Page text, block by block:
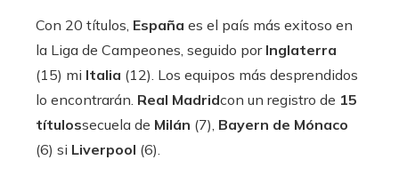
Con 20 títulos, España es el país más exitoso en
la Liga de Campeones, seguido por Inglaterra
(15) mi Italia (12). Los equipos más desprendidos
lo encontrarán. Real Madridcon un registro de 15
títulossecuela de Milán (7), Bayern de Mónaco
(6) si Liverpool (6).